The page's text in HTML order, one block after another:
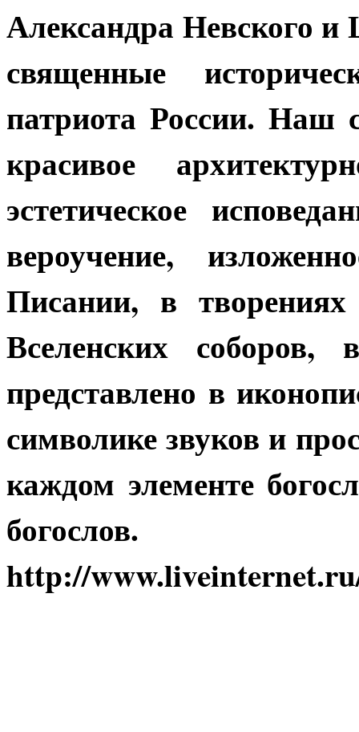
Александра Невского
священные
патриота России. Наш
красивое
эстетическое
вероучение,
Писании, в
Вселенских
представлено в
символике звуков и
каждом элементе
богослов.
http://